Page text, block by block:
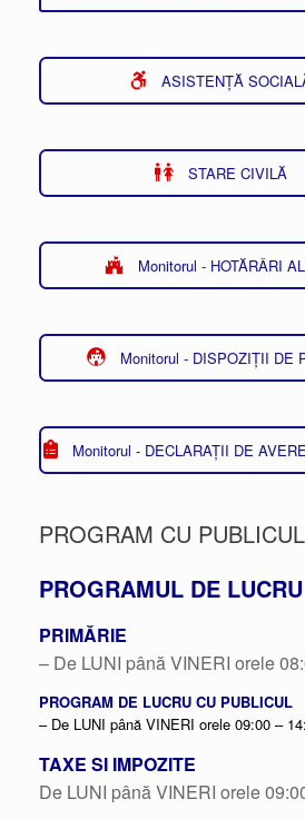
ASISTENȚĂ
STARE CIVILĂ
Monitorul - HOTĂRÂRI
Monitorul - DISPOZIȚII DE
Monitorul - DECLARAȚII DE
PROGRAM CU PUBLICUL
PROGRAMUL DE LUCRU
PRIMĂRIE
– De LUNI până VINERI orele
PROGRAM DE LUCRU CU PUBLICUL
– De LUNI până VINERI orele 09:00 –
TAXE SI IMPOZITE
De LUNI până VINERI orele